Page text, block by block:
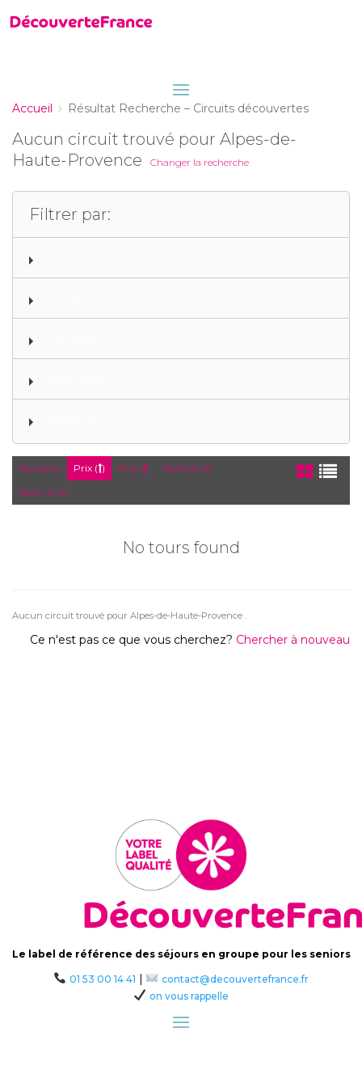
Accueil Résultat Recherche – Circuits découvertes
Aucun circuit trouvé pour Alpes-de-
Haute-Provence
Changer la recherche
Filtrer par:
Nouveau Prix ( ) Prix ( )
Nom (A-Z)
Nom (Z-A)
No tours found
Aucun circuit trouvé pour Alpes-de-Haute-Provence .
Ce n'est pas ce que vous cherchez? Chercher à nouveau
Le label de référence des séjours en groupe pour les seniors
01 53 00 14 41 |
contact@decouvertefrance.fr
on vous rappelle